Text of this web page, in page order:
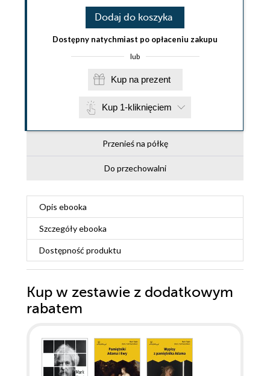
Dodaj do koszyka
Dostępny natychmiast po opłaceniu zakupu
lub
Kup na prezent
Kup 1-kliknięciem
Przenieś na półkę
Do przechowalni
Opis ebooka
Szczegółyebooka
Dostępność produktu
Kup w zestawie z dodatkowym
rabatem